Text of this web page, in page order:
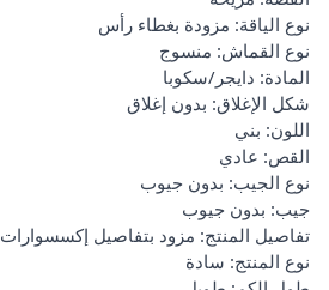
نوع الياقة: مزودة بغطاء رأس
نوع القماش: منسوج
المادة: دايجر/سكوبا
شكل الإغلاق: بدون إغلاق
اللون: بني
القص: عادي
نوع الجيب: بدون جيوب
جيب: بدون جيوب
تفاصيل المنتج: مزود بتفاصيل إكسسوارات
نوع المنتج: سادة